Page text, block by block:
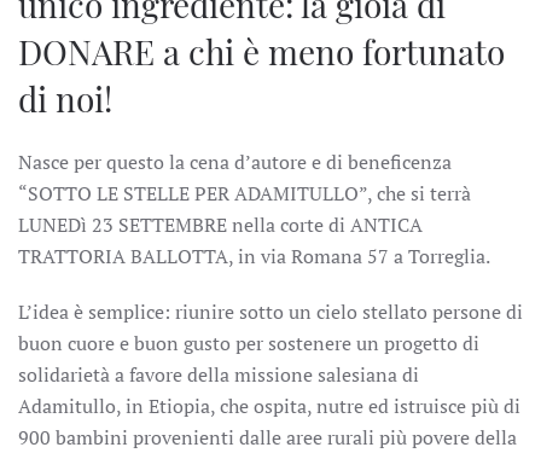
DONARE a chi è meno fortunato
di noi!
Nasce per questo la cena d’autore e di beneficenza
“SOTTO LE STELLE PER ADAMITULLO”, che si terrà
LUNEDì 23 SETTEMBRE nella corte di ANTICA
TRATTORIA BALLOTTA, in via Romana 57 a Torreglia.
L’idea è semplice: riunire sotto un cielo stellato persone di
buon cuore e buon gusto per sostenere un progetto di
solidarietà a favore della missione salesiana di
Adamitullo, in Etiopia, che ospita, nutre ed istruisce più di
900 bambini provenienti dalle aree rurali più povere della